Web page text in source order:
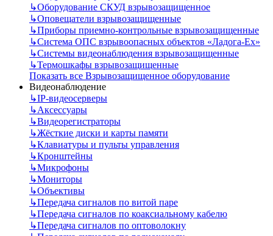
↳Оборудование СКУД взрывозащищенное
↳Оповещатели взрывозащищенные
↳Приборы приемно-контрольные взрывозащищенные
↳Система ОПС взрывоопасных объектов «Ладога-Ex»
↳Системы видеонаблюдения взрывозащищенные
↳Термошкафы взрывозащищенные
Показать все Взрывозащищенное оборудование
Видеонаблюдение
↳IP-видеосерверы
↳Аксессуары
↳Видеорегистраторы
↳Жёсткие диски и карты памяти
↳Клавиатуры и пульты управления
↳Кронштейны
↳Микрофоны
↳Мониторы
↳Объективы
↳Передача сигналов по витой паре
↳Передача сигналов по коаксиальному кабелю
↳Передача сигналов по оптоволокну